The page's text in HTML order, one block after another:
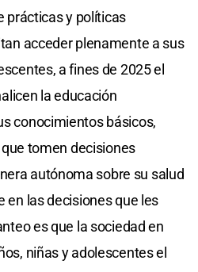
prácticas y políticas
acceder plenamente a sus
a fines de 2025 el
la educación
conocimientos básicos,
tomen decisiones
autónoma sobre su salud
en las decisiones que les
es que la sociedad en
niñas y adolescentes el